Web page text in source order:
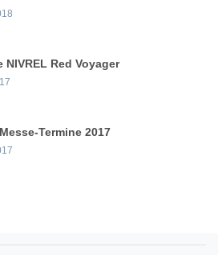
NIVREL Red Voyager
Termine 2017